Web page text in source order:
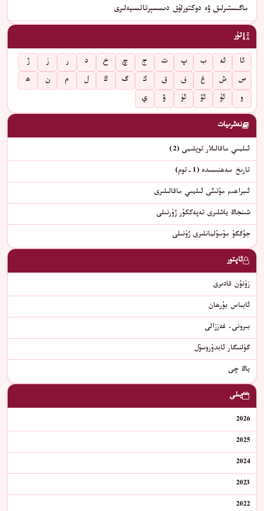
ماگىستىرلىق ۋە دوكتورلۇق دىسسېرتاتسىيەلىرى
تۈر
ئا ئە ب پ ت ج چ خ د ر ز
ژ
س
ش غ ف ق ك گ ڭ ل م ن
ھ
و
ئۇ ئۆ ئۈ ۋ ي
نەشرىيات
ئىلمىي ماقالىلار توپلىمى (2)
تارىخ سەھنىسىدە (1-توم)
ئىبراھىم مۇتىئى ئىلمىي ماقالىلىرى
شىنجاڭ ياشلىرى تەپەككۇر ژۇرنىلى
جۇڭگۇ مۇسۇلمانلىرى ژۇنىلى
ئاپتور
زۇنۇن قادىرى
ئابباس بۇرھان
بىرونى، غەززالى
گۈلنىگار ئابدۇروسۇل
ياڭ چى
يىلى
2026
2025
2024
2023
2022